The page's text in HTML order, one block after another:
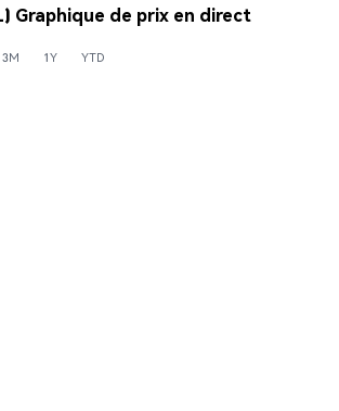
Graphique de prix en direct
3M 1Y YTD